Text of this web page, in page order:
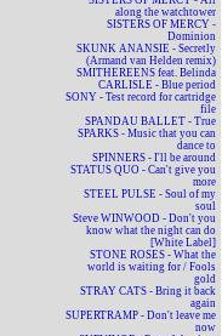
along the watchtower
SISTERS OF MERCY -
Dominion
SKUNK ANANSIE - Secretly
(Armand van Helden remix)
SMITHEREENS feat. Belinda
CARLISLE - Blue period
SONY - Test record for cartridge
file
SPANDAU BALLET - True
SPARKS - Music that you can
dance to
SPINNERS - I'll be around
STATUS QUO - Can't give you
more
STEEL PULSE - Soul of my
soul
Steve WINWOOD - Don't you
know what the night can do
[White Label]
STONE ROSES - What the
world is waiting for / Fools
gold
STRAY CATS - Bring it back
again
SUPERTRAMP - Don't leave me
now